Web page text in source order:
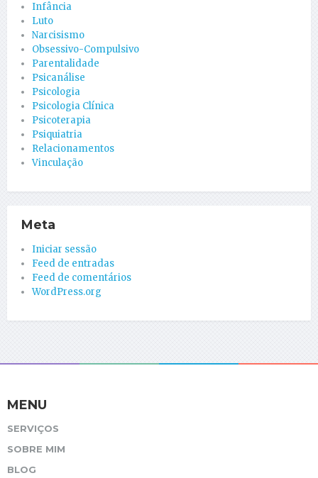
Infância
Luto
Narcisismo
Obsessivo-Compulsivo
Parentalidade
Psicanálise
Psicologia
Psicologia Clínica
Psicoterapia
Psiquiatria
Relacionamentos
Vinculação
Meta
Iniciar sessão
Feed de entradas
Feed de comentários
WordPress.org
MENU
SERVIÇOS
SOBRE MIM
BLOG